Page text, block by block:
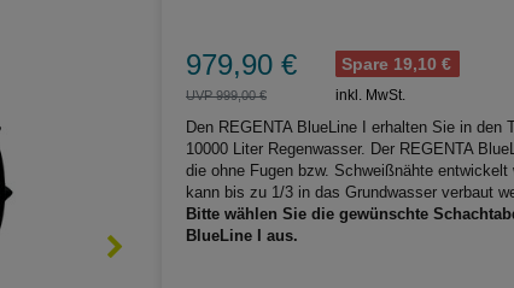
979,90 € Spare 19,10 €
UVP 999,00 €
inkl. MwSt.
Den REGENTA BlueLine I erhalten Sie in den
10000 Liter Regenwasser. Der REGENTA
die ohne Fugen bzw. Schweißnähte
kann bis zu 1/3 in das Grundwasser verbaut
Bitte wählen Sie die gewünschte
BlueLine I aus.